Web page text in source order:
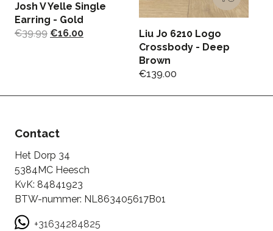
Josh V Yelle Single
Earring - Gold
€39.99 €16.00
Liu Jo 6210 Logo
Crossbody - Deep
Brown
€139.00
Contact
Het Dorp 34
5384MC Heesch
KvK: 84841923
BTW-nummer: NL863405617B01
+31634284825